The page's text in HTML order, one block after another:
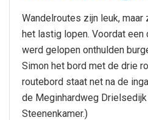
Wandelroutes zijn leuk,
het lastig lopen. Voordat een
werd gelopen onthulden
Simon het bord met de drie
routebord staat net na de
de Meginhardweg Drielsedijk
Steenenkamer.)